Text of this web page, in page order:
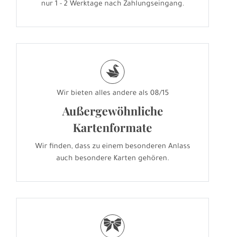
nur 1 - 2 Werktage nach Zahlungseingang.
s
Wir bieten alles andere als 08/15
Außergewöhnliche
Kartenformate
Wir finden, dass zu einem besonderen Anlass
auch besondere Karten gehören.
r